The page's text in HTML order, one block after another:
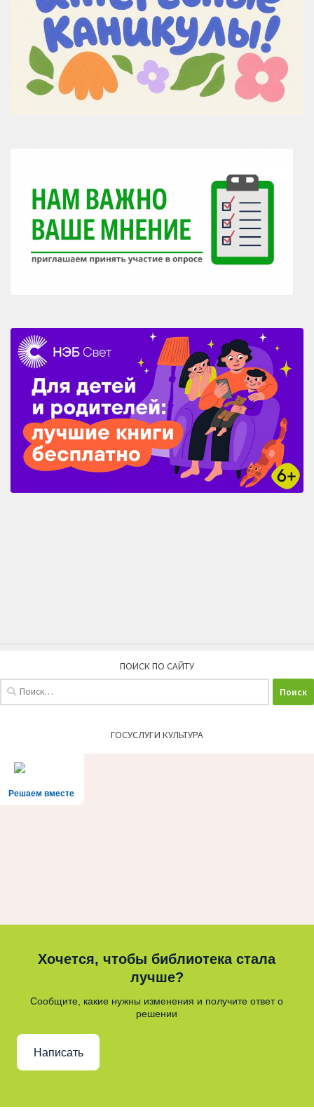
ПОИСК ПО САЙТУ
ГОСУСЛУГИ КУЛЬТУРА
Решаем вместе
Хочется, чтобы библиотека стала
лучше?
Сообщите, какие нужны изменения и получите ответ о
решении
Написать